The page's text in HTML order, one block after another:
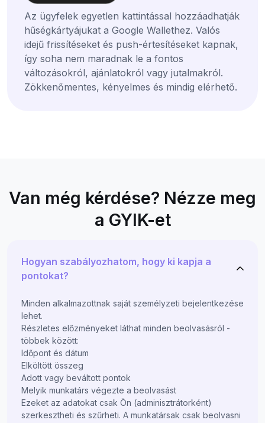
Az ügyfelek egyetlen kattintással hozzáadhatják
hűségkártyájukat a Google Wallethez. Valós
idejű frissítéseket és push-értesítéseket kapnak,
így soha nem maradnak le a fontos
változásokról, ajánlatokról vagy jutalmakról.
Zökkenőmentes, kényelmes és mindig elérhető.
Van még kérdése? Nézze meg
a GYIK-et
Hogyan szabályozhatom, hogy ki kapja a
pontokat?
Minden alkalmazottnak saját személyzeti bejelentkezése
lehet.
Részletes előzményeket láthat minden beolvasásról -
többek között:
Időpont és dátum
Elköltött összeg
Adott vagy beváltott pontok
Melyik munkatárs végezte a beolvasást
Ezeket az adatokat csak Ön (adminisztrátorként)
szerkesztheti és szűrheti. A munkatársak csak beolvasni